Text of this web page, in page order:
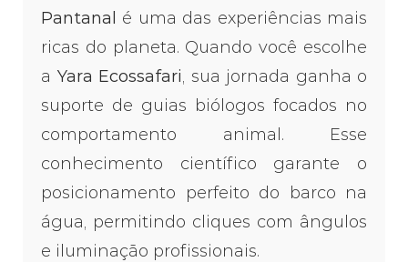
Pantanal
é uma das experiências mais
ricas do planeta. Quando você escolhe
a Yara Ecossafari, sua jornada ganha o
suporte de guias biólogos focados no
comportamento animal. Esse
conhecimento científico garante o
posicionamento perfeito do barco na
água, permitindo cliques com ângulos
e iluminação profissionais.